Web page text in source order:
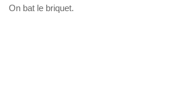
On bat le briquet.